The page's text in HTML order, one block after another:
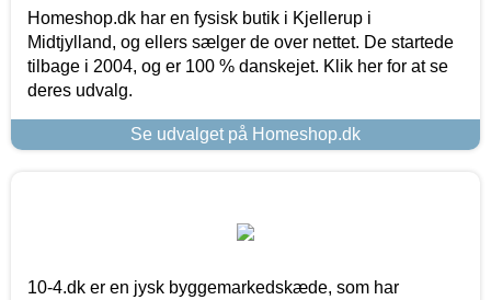
Homeshop.dk har en fysisk butik i Kjellerup i
Midtjylland, og ellers sælger de over nettet. De startede
tilbage i 2004, og er 100 % danskejet. Klik her for at se
deres udvalg.
Se udvalget på Homeshop.dk
10-4.dk er en jysk byggemarkedskæde, som har